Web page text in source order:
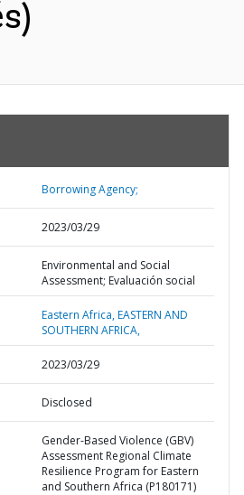
Borrowing Agency;
2023/03/29
Environmental and Social
Assessment; Evaluación social
Eastern Africa,EASTERN AND
SOUTHERN AFRICA,
2023/03/29
Disclosed
Gender-Based Violence (GBV)
Assessment Regional Climate
Resilience Program for Eastern
and Southern Africa (P180171)